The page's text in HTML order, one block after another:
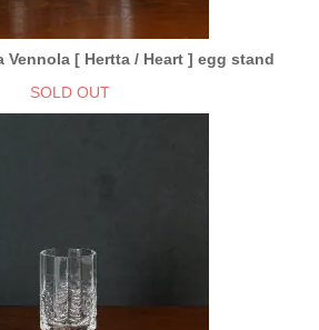
Vennola [ Hertta / Heart ] egg stand
SOLD OUT